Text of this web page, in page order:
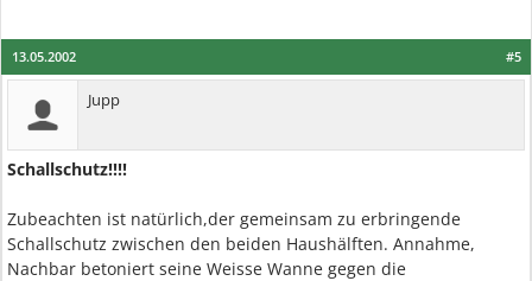
#5
13.05.2002
Jupp
Schallschutz!!!!
Zubeachten ist natürlich,der gemeinsam zu erbringende
Schallschutz zwischen den beiden Haushälften. Annahme,
Nachbar betoniert seine Weisse Wanne gegen die